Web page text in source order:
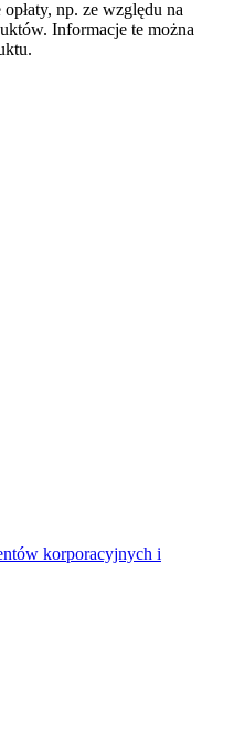
np. ze względu na
Informacje te można
korporacyjnych i